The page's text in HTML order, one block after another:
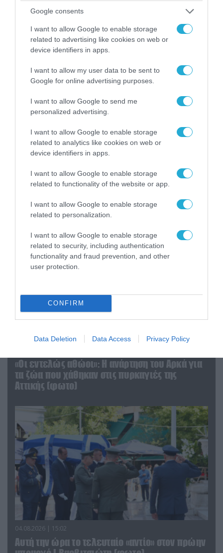
Google consents
I want to allow Google to enable storage
related to advertising like cookies on web or
device identifiers in apps.
I want to allow my user data to be sent to
Google for online advertising purposes.
I want to allow Google to send me
personalized advertising.
I want to allow Google to enable storage
related to analytics like cookies on web or
device identifiers in apps.
I want to allow Google to enable storage
related to functionality of the website or app.
I want to allow Google to enable storage
related to personalization.
I want to allow Google to enable storage
related to security, including authentication
functionality and fraud prevention, and other
user protection.
CONFIRM
Data Deletion Data Access Privacy Policy
ΠΟΛΙΤΙΚΗ
06.08.2026 | 14:02
«Επιχείρηση ελεύθερα πεζοδρόμια» στην
αντικείμενα από κοινόχρηστους χώρους
«Οι εντελώς αθώοι»: Η ανάρτηση του Αρκά για
τα ζώα που χάθηκαν στις πυρκαγιές της
Αττικής (φωτο)
04.08.2026 | 15:02
Αυτή την ώρα το τελευταίο «αντίο» στον πρώην